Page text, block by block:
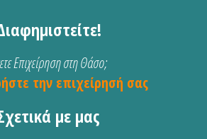
Επιχείρηση στη Θάσο;
την επιχείρησή σας
με μας